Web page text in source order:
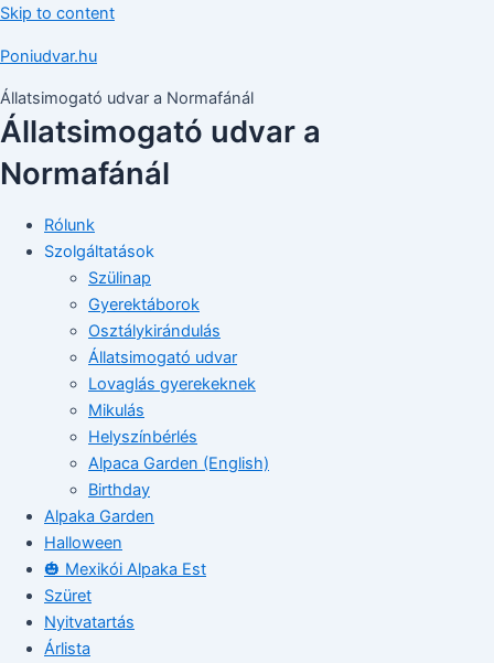
Skip to content
Poniudvar.hu
Állatsimogató udvar a Normafánál
Állatsimogató udvar a
Normafánál
Rólunk
Szolgáltatások
Szülinap
Gyerektáborok
Osztálykirándulás
Állatsimogató udvar
Lovaglás gyerekeknek
Mikulás
Helyszínbérlés
Alpaca Garden (English)
Birthday
Alpaka Garden
Halloween
🎃 Mexikói Alpaka Est
Szüret
Nyitvatartás
Árlista